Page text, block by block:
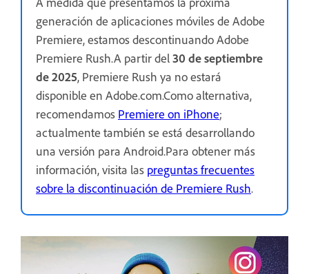
generación de aplicaciones móviles de Adobe
Premiere, estamos descontinuando Adobe
Premiere Rush.A partir del30 de septiembre
de 2025, Premiere Rush ya no estará
disponible en Adobe.com.Como alternativa,
recomendamos Premiere on iPhone;
actualmente también se está desarrollando
una versión para Android.Para obtener más
información, visita las preguntas frecuentes
sobre la discontinuación de Premiere Rush.